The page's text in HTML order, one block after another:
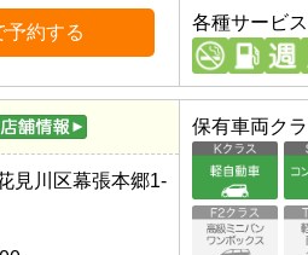
予約する 各種サービス
見川区幕張本郷1-
保有車両ク